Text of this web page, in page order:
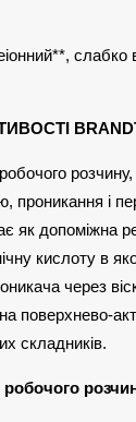
слабко
розчину,
і
як допоміжна
кислоту в
через
поверхнево-
складників.